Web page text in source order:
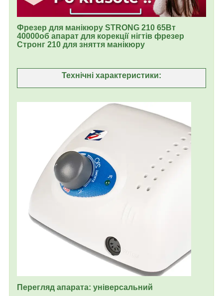
Фрезер для манікюру STRONG 210 65Вт
40000об апарат для корекції нігтів фрезер
Стронг 210 для зняття манікюру
Технічні характеристики:
Перегляд апарата: універсальний